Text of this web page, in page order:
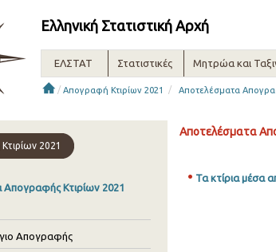
Ελληνική Στατιστική Αρχή
ΕΛΣΤΑΤ Στατιστικές Μητρώα και
/ Απογραφή Κτιρίων 2021 / Αποτελέσματα
2021
Κτιρίων 2021
Απογραφής
Αποτελέσματα
Τα κτίρια μέσα